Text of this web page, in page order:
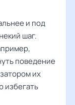
и под
шаг.
поведение
их
избегать